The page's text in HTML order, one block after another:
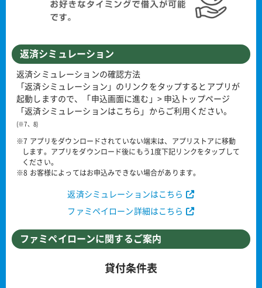
返済シミュレーション
返済シミュレーションの確認方法
「返済シミュレーション」のリンクをタップするとアプリが
起動しますので、「申込画面に進む」> 申込トップページ
「返済シミュレーションはこちら」からご利用ください。
(※7、8)
※7 アプリをダウンロードされていない端末は、アプリストアに移動
します。アプリをダウンロード後にもう1度下記リンクをタップして
ください。
※8 お客様によってはお申込みできない場合があります。
返済シミュレーションはこちら
ファミペイローン詳細はこちら
ファミペイローンに関するご案内
貸付条件表